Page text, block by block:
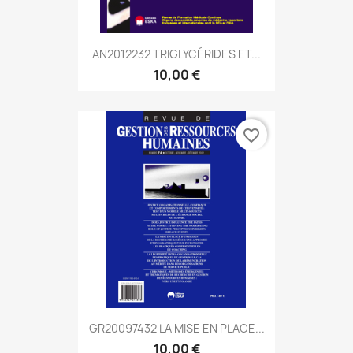
AN2012232 TRIGLYCÉRIDES ET...
10,00 €
GR20097432 LA MISE EN PLACE...
10,00 €
favorite_border